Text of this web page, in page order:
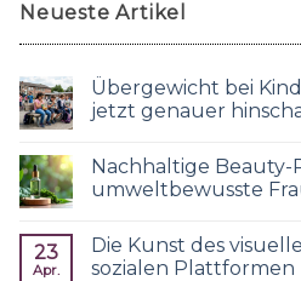
Neueste Artikel
Übergewicht bei
jetzt genauer
Nachhaltige
umweltbewusste
23
Apr.
Die Kunst des
sozialen Plattformen